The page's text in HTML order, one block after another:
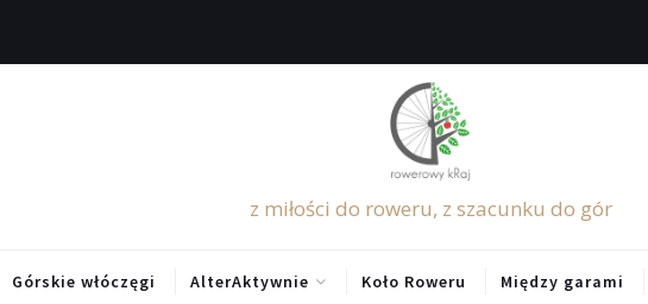
z miłości do roweru, z szacunku do gór
Górskie włóczęgi AlterAktywnie Koło Roweru Między garami